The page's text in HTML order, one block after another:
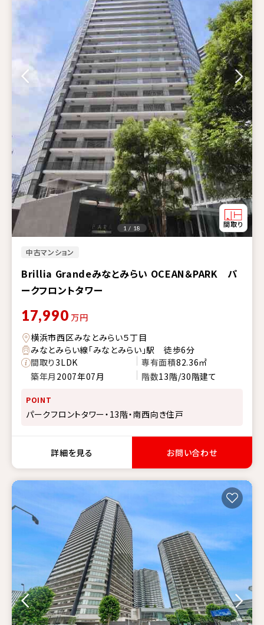
中古マンション
Brillia Grandeみなとみらい OCEAN＆PARK パ
ークフロントタワー
1 / 18
17,990 万円
横浜市西区みなとみらい５丁目
みなとみらい線「みなとみらい」駅 徒歩6分
間取り3LDK 専有面積82.36㎡
築年月 2007年07月 階数13階/30階建て
POINT
パークフロントタワー・13階・南西向き住戸
詳細を見る お問い合わせ